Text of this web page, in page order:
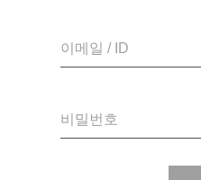
이메일 / ID
비밀번호